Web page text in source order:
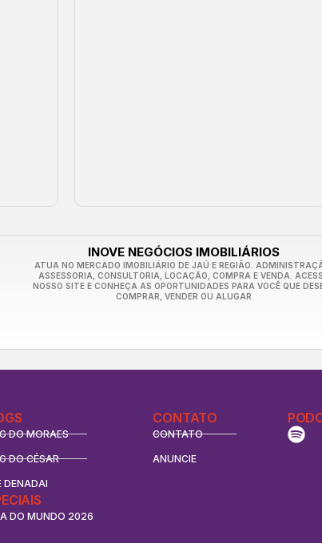
INOVE NEGÓCIOS IMOBILIÁRIOS
ATUA NO MERCADO IMOBILIÁRIO DE JAÚ E REGIÃO.
ASSESSORIA, CONSULTORIA, LOCAÇÃO, COMPRA E VENDA.
NOSSO SITE E CONHEÇA AS OPORTUNIDADES PARA VOCÊ QUE
COMPRAR, VENDER OU ALUGAR
DO MORAES
DO CÉSAR
DENADAI
DO MUNDO 2026
CONTATO
CONTATO
ANUNCIE